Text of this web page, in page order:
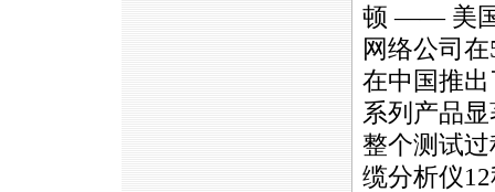
顿 —— 美
网络公司
在中国推
系列产品
整个测试
缆分析仪